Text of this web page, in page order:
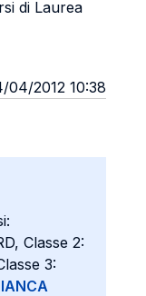
di Laurea
04/2012 10:38
Classe 2:
3: